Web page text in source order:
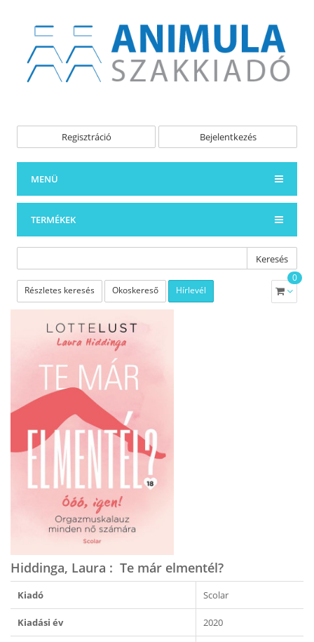
Regisztráció Bejelentkezés
MENÜ
TERMÉKEK
Keresés
Részletes keresés Okoskereső Hírlevél
0
Hiddinga, Laura : Te már elmentél?
Kiadó Scolar
Kiadási év 2020